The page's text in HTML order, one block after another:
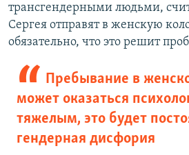
трансгендерными людьми,
Сергея отправят в женскую
обязательно, что это решит
Пребывание в
может оказаться
тяжелым, это будет
гендерная дисфория